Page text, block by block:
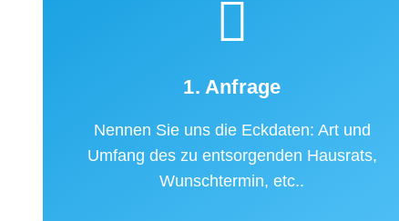
1. Anfrage
Nennen Sie uns die Eckdaten: Art und
Umfang des zu entsorgenden Hausrats,
Wunschtermin, etc..